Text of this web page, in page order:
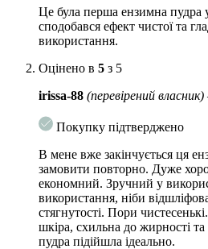
Аллатоін – пом’якшує роговий шар,
клітин. Також ефективно запобігає
комедонів і запальних елементів. Також
шрамів після травм.
Регулярне застосування пудри
звуженню очищених пор, завдяки чому
гладкою, зменшується пігментація,
Застосування
: трохи пудри змішати з
спінити, нанести легкими круговими
області навколо очей, ніжно
Використовувати 2-3 рази в тиждень.
1 шт – 1 грам
Це була перша ензимна пудра
сподобався ефект чистої та
використання.
Оцінено в 5 з 5
irissa-88 (перевірений власник)
Покупку підтверджено
В мене вже закінчується ця
замовити повторно. Дуже
економний. Зручний у
використання, ніби
стягнутості. Пори
шкіра, схильна до жирності
пудра підійшла ідеально.